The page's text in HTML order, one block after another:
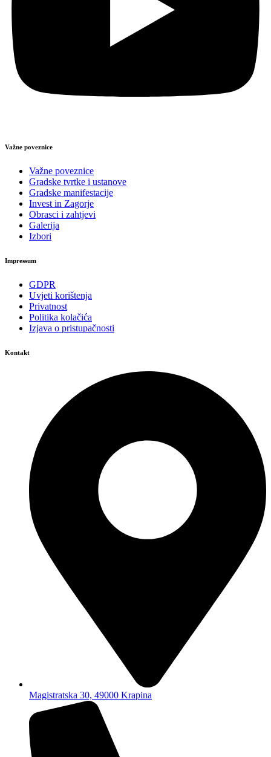
Važne poveznice
Važne poveznice
Gradske tvrtke i ustanove
Gradske manifestacije
Invest in Zagorje
Obrasci i zahtjevi
Galerija
Izbori
Impressum
GDPR
Uvjeti korištenja
Privatnost
Politika kolačića
Izjava o pristupačnosti
Kontakt
Magistratska 30, 49000 Krapina